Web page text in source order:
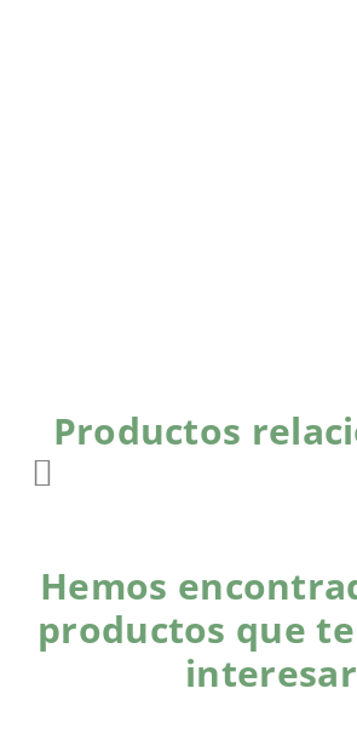
Productos
Hemos
productos que
interesar